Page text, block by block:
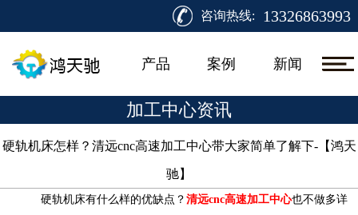
咨询热线: 13326863993
产品 案例 新闻
加工中心资讯
硬轨机床怎样？清远cnc高速加工中心带大家简单了解下-【鸿天
驰】​
硬轨机床有什么样的优缺点？清远cnc高速加工中心也不做多详